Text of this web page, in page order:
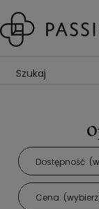
Dostępność:
Cena: